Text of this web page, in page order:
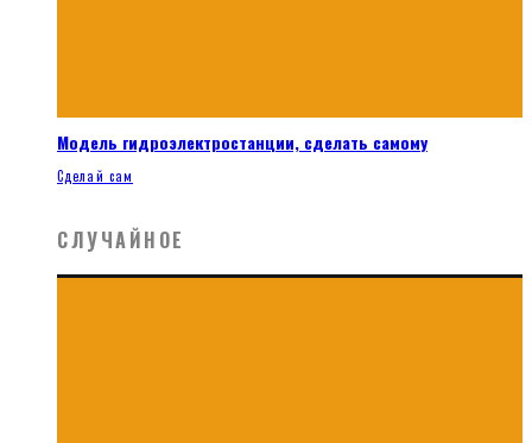
Модель гидроэлектростанции, сделать самому
Сделай сам
СЛУЧАЙНОЕ